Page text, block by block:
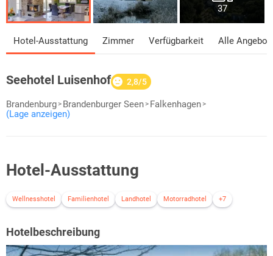
37
Hotel-Ausstattung Zimmer Verfügbarkeit Alle
Seehotel Luisenhof 2,8/5
Brandenburg Brandenburger Seen
Falkenhagen
(Lage anzeigen)
Hotel-Ausstattung
Wellnesshotel Familienhotel Landhotel Motorradhotel +7
Hotelbeschreibung